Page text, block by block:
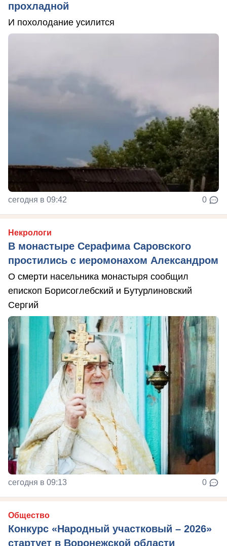
прохладной
И похолодание усилится
сегодня в 09:42 0
Некрологи
В монастыре Серафима Саровского
простились с иеромонахом Александром
О смерти насельника монастыря сообщил
епископ Борисоглебский и Бутурлиновский
Сергий
сегодня в 09:13 0
Общество
Конкурс «Народный участковый – 2026»
стартует в Воронежской области